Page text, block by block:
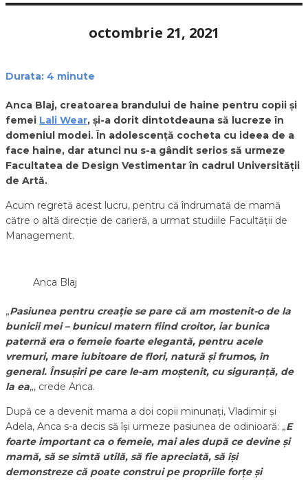
octombrie 21, 2021
Durata: 4 minute
Anca Blaj, creatoarea brandului de haine pentru copii și
femei Lali Wear, și-a dorit dintotdeauna să lucreze în
domeniul modei. În adolescență cocheta cu ideea de a
face haine, dar atunci nu s-a gândit serios să urmeze
Facultatea de Design Vestimentar în cadrul Universității
de Artă.
Acum regretă acest lucru, pentru că îndrumată de mamă
către o altă direcție de carieră, a urmat studiile Facultății de
Management.
Anca Blaj
„Pasiunea pentru creație se pare că am mostenit-o de la
bunicii mei – bunicul matern fiind croitor, iar bunica
paternă era o femeie foarte elegantă, pentru acele
vremuri, mare iubitoare de flori, natură și frumos, în
general. Însușiri pe care le-am moștenit, cu siguranță, de
la ea„, crede Anca.
După ce a devenit mama a doi copii minunați, Vladimir și
Adela, Anca s-a decis să își urmeze pasiunea de odinioară: „E
foarte important ca o femeie, mai ales după ce devine și
mamă, să se simtă utilă, să fie apreciată, să își
demonstreze că poate construi pe propriile forțe și